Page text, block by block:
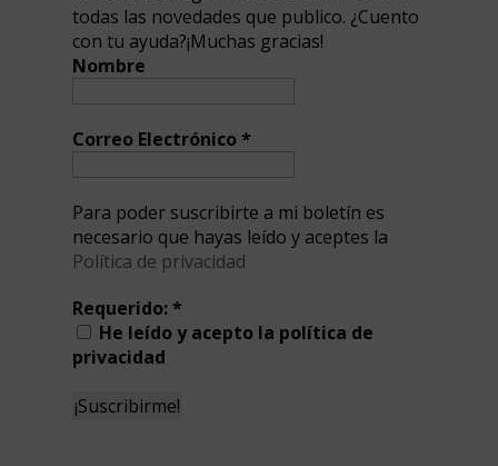
todas las novedades que publico. ¿Cuento
con tu ayuda?¡Muchas gracias!
Nombre
Correo Electrónico*
Para poder suscribirte a mi boletín es
necesario que hayas leído y aceptes la
Política de privacidad
Requerido:*
He leído y acepto la política de
privacidad